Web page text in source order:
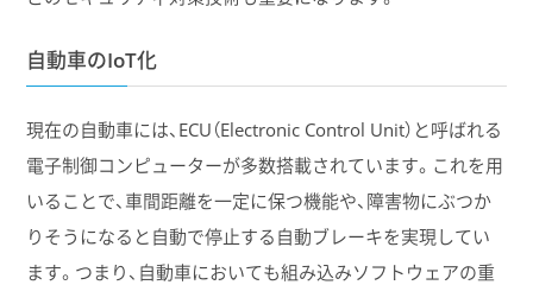
自動車のIoT化
現在の自動車には、ECU（Electronic Control Unit）と呼ばれる
電子制御コンピューターが多数搭載されています。これを用
いることで、車間距離を一定に保つ機能や、障害物にぶつか
りそうになると自動で停止する自動ブレーキを実現してい
ます。つまり、自動車においても組み込みソフトウェアの重